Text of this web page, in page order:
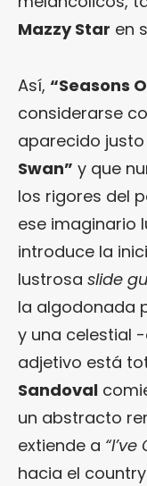
Mazzy Star en
Así, “Seasons
considerarse
aparecido
Swan” y que
los rigores del
ese imaginario
introduce la
lustrosa slide
la algodonada
y una celestial
adjetivo está
Sandoval
un abstracto
extiende a
hacia el